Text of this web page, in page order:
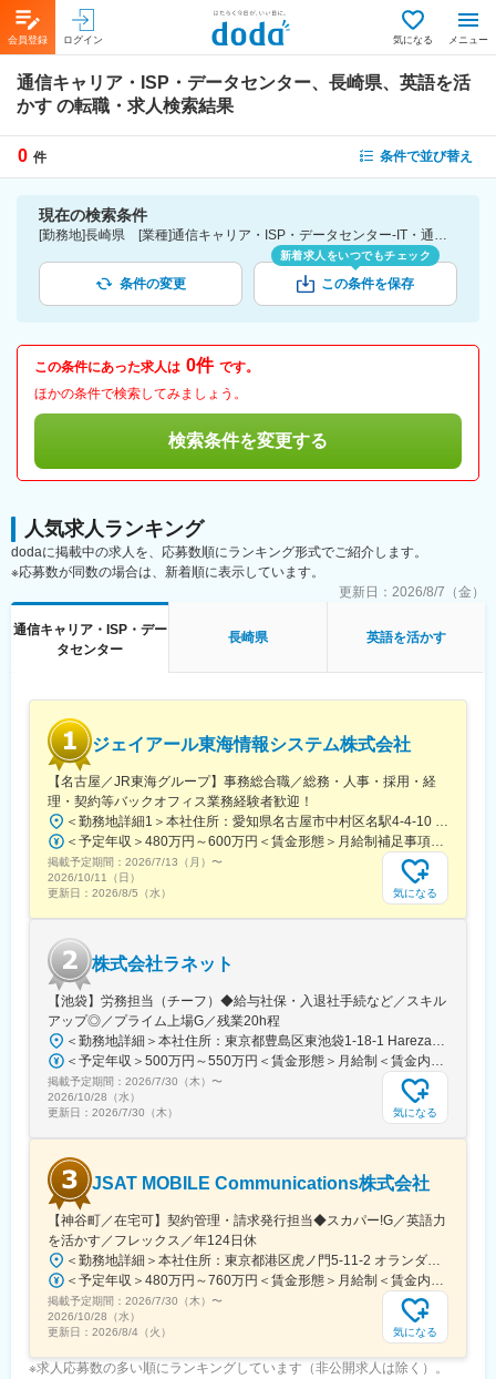
会員登録 ログイン 気になる メニュー
通信キャリア・ISP・データセンター、長崎県、英語を活
かす の転職・求人検索結果
0 件 条件で並び替え
現在の検索条件
[勤務地]長崎県 [業種]通信キャリア・ISP・データセンター-IT・通信業界 [詳細条件](語学)英語を活かす
条件の変更
新着求人をいつでもチェック
この条件を保存
この条件にあった求人は 0件 です。
ほかの条件で検索してみましょう。
検索条件を変更する
人気求人ランキング
dodaに掲載中の求人を、応募数順にランキング形式でご紹介します。
※応募数が同数の場合は、新着順に表示しています。
更新日： 2026/8/7（金）
通信キャリア・ISP・デー
タセンター
長崎県 英語を活かす
ジェイアール東海情報システム株式会社
【名古屋／JR東海グループ】事務総合職／総務・人事・採用・経
理・契約等バックオフィス業務経験者歓迎！
＜勤務地詳細1＞本社住所：愛知県名古屋市中村区名駅4-4-10 名古屋クロスコートタワー14F勤務地最寄駅：JR東海道本線／名古屋駅受動喫煙対策：屋内喫煙可能場所あり＜勤務地詳細2＞名古屋基幹システム本部住所：愛知県名古屋市東区東大曽根町46番30号 勤務地最寄駅：JR中央線／大曽根駅受動喫煙対策：敷地内喫煙可能場所あり＜勤務地詳細3＞名古屋業務システム本部住所：愛知県名古屋市東区東大曽根町46番30号 勤務地最寄駅：JR中央線／大曽根駅受動喫煙対策：敷地内喫煙可能場所あり変更の範囲：会社の定める事業所（リモートワーク含む）
＜予定年収＞480万円～600万円＜賃金形態＞月給制補足事項なし＜賃金内訳＞月額（基本給）：246,600円～330,000円＜月給＞246,600円～330,000円＜昇給有無＞有＜残業手当＞有＜給与補足＞年収例（諸手当込み）530万円(27歳／入社5年目)580万円(30歳／入社8年目)■昇給：年1回■賞与：年2回（6月、12月）※過去実績5.45ケ月分賃金はあくまでも目安の金額であり、選考を通じて上下する可能性があります。月給(月額)は固定手当を含めた表記です。
掲載予定期間： 2026/7/13（月） 〜
2026/10/11（日）
更新日： 2026/8/5（水） 気になる
株式会社ラネット
【池袋】労務担当（チーフ）◆給与社保・入退社手続など／スキル
アップ◎／プライム上場G／残業20h程
＜勤務地詳細＞本社住所：東京都豊島区東池袋1-18-1 HarezaTower15F、16F勤務地最寄駅：各線／池袋駅受動喫煙対策：屋内喫煙可能場所あり変更の範囲：会社の定める事業所（リモートワーク含む）
＜予定年収＞500万円～550万円＜賃金形態＞月給制＜賃金内訳＞月額（基本給）：295,000円～344,000円その他固定手当/月：10,000円＜月給＞305,000円～354,000円＜昇給有無＞有＜残業手当＞有＜給与補足＞■給与改定：年1回（1月） 期中に昇格がある場合は、昇格に伴う昇給あり。■賞与：年2回（7月、12月／過去実績3ヶ月）賃金はあくまでも目安の金額であり、選考を通じて上下する可能性があります。月給(月額)は固定手当を含めた表記です。
掲載予定期間： 2026/7/30（木） 〜
2026/10/28（水）
更新日： 2026/7/30（木） 気になる
JSAT MOBILE Communications株式会社
【神谷町／在宅可】契約管理・請求発行担当◆スカパー!G／英語力
を活かす／フレックス／年124日休
＜勤務地詳細＞本社住所：東京都港区虎ノ門5-11-2 オランダヒルズ森タワー19F勤務地最寄駅：日比谷線／神谷町駅受動喫煙対策：屋内全面禁煙変更の範囲：会社の定める事業所（リモートワーク含む）
＜予定年収＞480万円～760万円＜賃金形態＞月給制＜賃金内訳＞月額（基本給）：240,000円～379,000円＜月給＞240,000円～379,000円＜昇給有無＞有＜残業手当＞有＜給与補足＞※上記想定年収は、月20時間の残業及び年間月額基本給6ヶ月分の賞与を見込んだ金額です。※前職給与考慮します。また上記金額は選考を通じて前後する可能性があります。■賞与：あり（半期ごとの実績に応じて支給）賃金はあくまでも目安の金額であり、選考を通じて上下する可能性があります。月給(月額)は固定手当を含めた表記です。
掲載予定期間： 2026/7/30（木） 〜
2026/10/28（水）
更新日： 2026/8/4（火） 気になる
※求人応募数の多い順にランキングしています（非公開求人は除く）。